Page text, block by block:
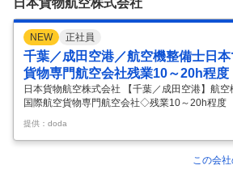
S)、イ…
日本貨物航空株式会社
NEW 正社員
千葉／成田空港／航空機整備士日
貨物専門航空会社残業10～20h程度
日本貨物航空株式会社 【千葉／成田空港】航
国際航空貨物専門航空会社◇残業10～20h程度
田空港】航空機整備士◆日本で唯一の国際航
10～20h程度 【具体的な仕事内容】 【日本で
平均残業10～20h程度／研修体制充実／住宅手
度有】 ■業務内容： 日本で唯一の貨物専門航
提供：doda
この会